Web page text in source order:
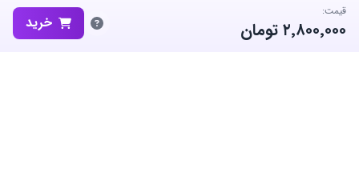
قیمت:
۲٬۸۰۰٬۰۰۰تومان خرید